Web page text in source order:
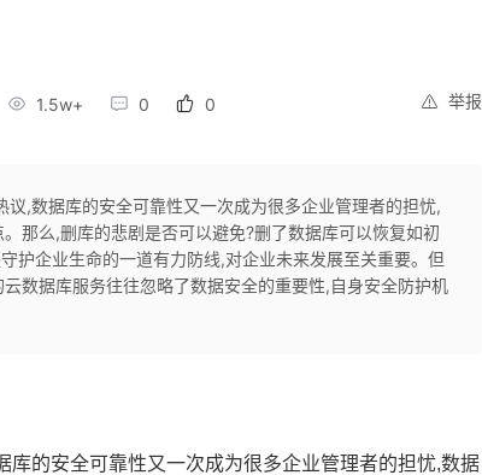
举报
1.5w+ 0 0
议,数据库的安全可靠性又一次成为很多企业管理者的担忧,
那么,删库的悲剧是否可以避免?删了数据库可以恢复如初
护企业生命的一道有力防线,对企业未来发展至关重要。但
数据库服务往往忽略了数据安全的重要性,自身安全防护机
的安全可靠性又一次成为很多企业管理者的担忧,数据